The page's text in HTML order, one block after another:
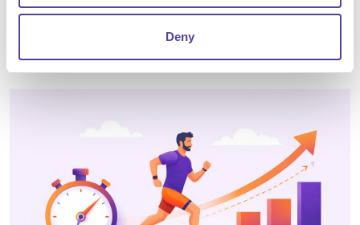
Deny
un’attività una tantum, ma un percorso continuo.
Senza un ciclo strutturato come il PDCA, la sicurezza
rischia di inseguire i problemi invece di anticiparli.